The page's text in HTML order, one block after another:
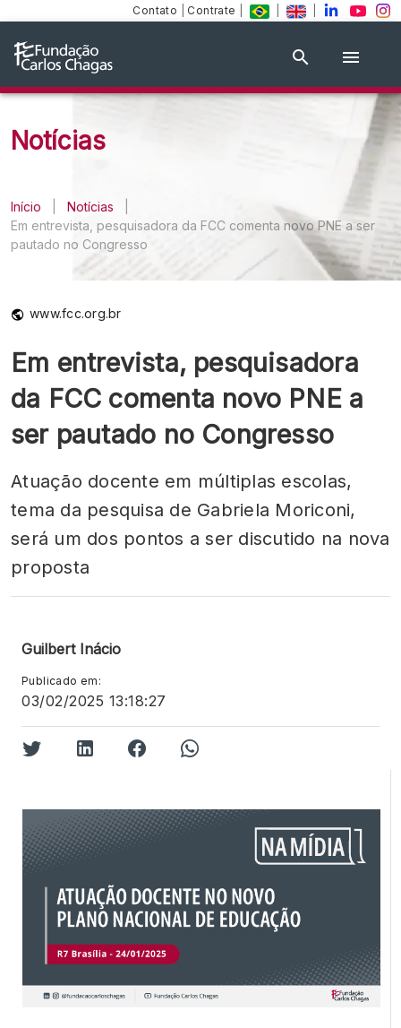
Contato Contrate
Notícias
Início Notícias
Em entrevista, pesquisadora da FCC comenta novo PNE a ser
pautado no Congresso
www.fcc.org.br
Em entrevista, pesquisadora
da FCC comenta novo PNE a
ser pautado no Congresso
Atuação docente em múltiplas escolas,
tema da pesquisa de Gabriela Moriconi,
será um dos pontos a ser discutido na nova
proposta
Guilbert Inácio
Publicado em:
03/02/2025 13:18:27